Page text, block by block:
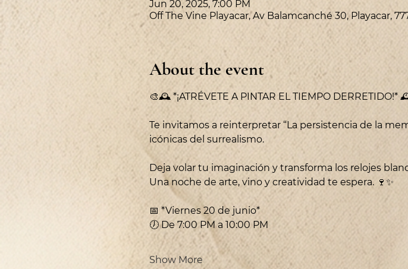
Jun 20, 2025, 7:00 PM
Off The Vine Playacar, Av Balamcanché 30, Playacar,
About the event
🎨🕰️ *¡ATRÉVETE A PINTAR EL TIEMPO DERRETIDO!*
Te invitamos a reinterpretar “La persistencia de la
icónicas del surrealismo.
Deja volar tu imaginación y transforma los relojes
Una noche de arte, vino y creatividad te espera. 🍷✨
📅 *Viernes 20 de junio*
🕖 De 7:00 PM a 10:00 PM
Show More